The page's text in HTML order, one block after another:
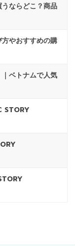
ならどこ？商品
やおすすめの購
ベトナムで人気
STORY